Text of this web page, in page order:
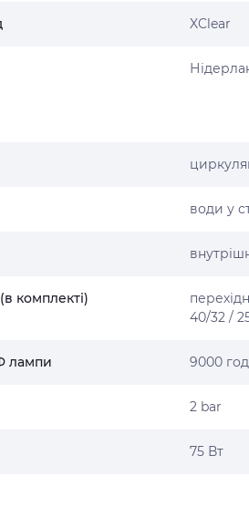
XClear
води у
комплекті)
40/32 /
лампи 9000
2 bar
75 Вт